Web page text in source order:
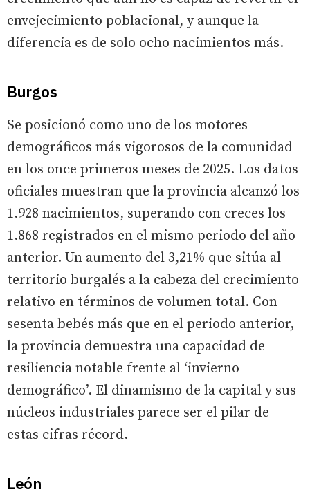
envejecimiento poblacional, y aunque la
diferencia es de solo ocho nacimientos más.
Burgos
Se posicionó como uno de los motores
demográficos más vigorosos de la comunidad
en los once primeros meses de 2025. Los datos
oficiales muestran que la provincia alcanzó los
1.928 nacimientos, superando con creces los
1.868 registrados en el mismo periodo del año
anterior. Un aumento del 3,21% que sitúa al
territorio burgalés a la cabeza del crecimiento
relativo en términos de volumen total. Con
sesenta bebés más que en el periodo anterior,
la provincia demuestra una capacidad de
resiliencia notable frente al ‘invierno
demográfico’. El dinamismo de la capital y sus
núcleos industriales parece ser el pilar de
estas cifras récord.
León